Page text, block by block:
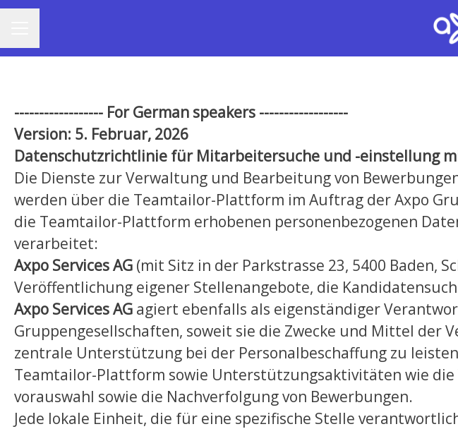
------------------ For German speakers ------------------
Version: 5. Februar, 2026
Datenschutzrichtlinie für Mitarbeitersuche und -einstellung
Die Dienste zur Verwaltung und Bearbeitung von
werden über die Teamtailor-Plattform im Auftrag der Axpo
die Teamtailor-Plattform erhobenen personenbezogenen
verarbeitet:
Axpo Services AG (mit Sitz in der Parkstrasse 23, 5400 Baden,
Veröffentlichung eigener Stellenangebote, die
Axpo Services AG agiert ebenfalls als eigenständiger
Gruppengesellschaften, soweit sie die Zwecke und Mittel
zentrale Unterstützung bei der Personalbeschaffung zu
Teamtailor-Plattform sowie Unterstützungsaktivitäten wie
vorauswahl sowie die Nachverfolgung von Bewerbungen.
Jede lokale Einheit, die für eine spezifische Stelle